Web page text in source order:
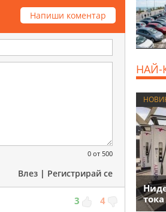
Напиши коментар
0 от 500
Влез | Регистрирай се
3 4
НАЙ-